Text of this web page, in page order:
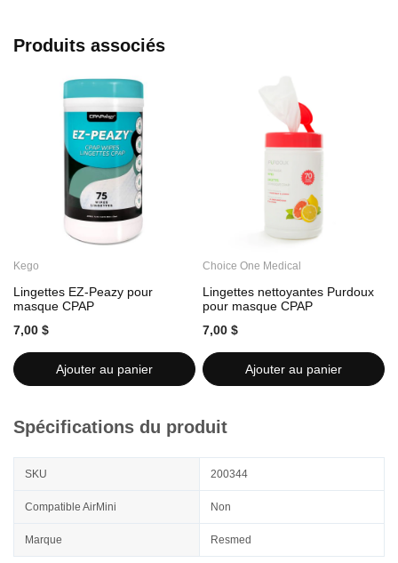
Produits associés
Kego
Lingettes EZ-Peazy pour
masque CPAP
7,00 $
Ajouter au panier
Choice One Medical
Lingettes nettoyantes Purdoux
pour masque CPAP
7,00 $
Ajouter au panier
Spécifications du produit
SKU 200344
Compatible AirMini Non
Marque Resmed